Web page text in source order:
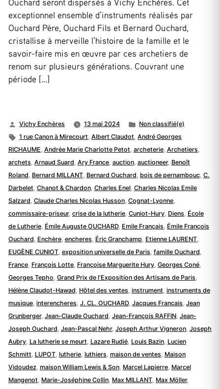
Ouchard seront dispersés à Vichy Enchères. Cet
exceptionnel ensemble d’instruments réalisés par
Ouchard Père, Ouchard Fils et Bernard Ouchard,
cristallise à merveille l’histoire de la famille et le
savoir-faire mis en œuvre par ces archetiers de
renom sur plusieurs générations. Couvrant une
période […]
Publié
par
Vichy Enchères 13 mai 2024
Publié
dans
Non classifié(e)
Étiquettes :
1 rue Canon à Mirecourt,Albert Claudot,André Georges
RICHAUME, Andrée Marie Charlotte Petot, archeterie, Archetiers,
archets, Arnaud Suard, Ary France, auction, auctioneer, Benoît
Roland, Bernard MILLANT, Bernard Ouchard, bois de pernambouc, C.
Darbelet, Chanot & Chardon, Charles Enel, Charles Nicolas Emile
Salzard, Claude Charles Nicolas Husson, Cognat-Lyonne,
commissaire-priseur, crise de la lutherie, Cuniot-Hury, Diens, École
de Lutherie, Émile Auguste OUCHARD, Emile Français, Émile François
Ouchard, Enchère, encheres, Éric Granchamp, Etienne LAURENT,
EUGÈNE CUNIOT, exposition universelle de Paris, famille Ouchard,
France, François Lotte, Françoise Marguerite Hury, Georges Coné,
Georges Tepho, Grand Prix de l’Exposition des Artisans de Paris,
Hélène Claudot-Hawad, Hôtel des ventes, instrument, instruments de
musique, interencheres, J. CL. OUCHARD, Jacques Français, Jean
Grunberger, Jean-Claude Ouchard, Jean-François RAFFIN, Jean-
Joseph Ouchard, Jean-Pascal Nehr, Joseph Arthur Vigneron, Joseph
Aubry, La lutherie se meurt, Lazare Rudié, Louis Bazin, Lucien
Schmitt, LUPOT, lutherie, luthiers, maison de ventes, Maison
Vidoudez, maison William Lewis & Son, Marcel Lapierre, Marcel
Mangenot, Marie-Joséphine Collin, Max MILLANT, Max Möller,